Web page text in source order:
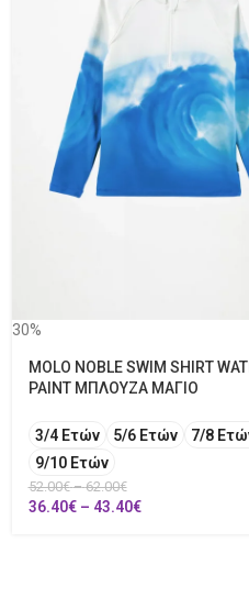
30%
MOLO NOBLE SWIM SHIRT
PAINT ΜΠΛΟΥΖΑ ΜΑΓΙΟ
3/4 Ετών 5/6 Ετών
7/8
9/10 Ετών
52.00€ – 62.00€
36.40€ – 43.40€